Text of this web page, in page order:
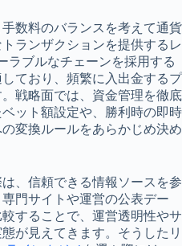
数料のバランスを考えて通貨
ランザクションを提供するレ
ラブルなチェーンを採用する
ており、頻繁に入出金するプ
戦略面では、資金管理を徹底
ット額設定や、勝利時の即時
変換ルールをあらかじめ決め
、信頼できる情報ソースを参
門サイトや運営の公表デー
することで、運営透明性やサ
が見えてきます。そうしたリ